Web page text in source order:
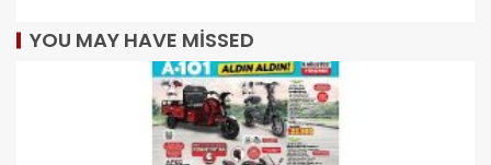
YOU MAY HAVE MISSED